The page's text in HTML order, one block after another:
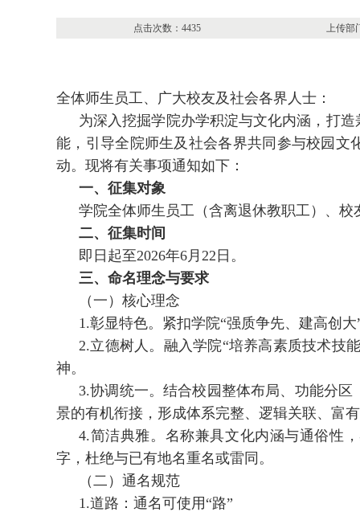
点击次数：4435 上传部门：
全体师生员工、广大校友及社会各界人士：
为深入挖掘学院办学积淀与文化内涵，打
能，引导全院师生及社会各界共同参与校园
动。现将有关事项通知如下：
一、征集对象
学院全体师生员工（含离退休教职工）、
二、征集时间
即日起至2026年6月22日。
三、命名理念与要求
（一）核心理念
1.彰显特色。紧扣学院“强质争先、建高创
2.立德树人。融入学院“培养高素质技术技
神。
3.协调统一。结合校园整体布局、功能分
景的有机衔接，形成体系完整、逻辑关联、富
4.简洁典雅。名称兼具文化内涵与通俗性
字，杜绝与已有地名重名或雷同。
（二）通名规范
1.道路：通名可使用“路”